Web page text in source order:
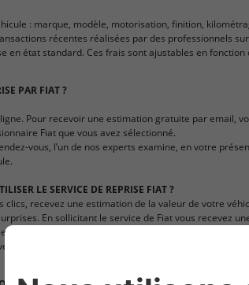
: marque, modèle, motorisation, finition,
récentes réalisées par des professionnels
en état standard. Ces frais sont ajustables en fonction
PAR FIAT ?
Pour recevoir une estimation gratuite par email,
Fiat que vous avez sélectionné.
vous, l’un de nos experts examine, en votre
LE SERVICE DE REPRISE FIAT ?
clics, recevez une estimation de la valeur de votre
En sollicitant le service de Fiat vous recevez
des transactions récentes.
est garanti et sécurisé. Lors de la transaction,